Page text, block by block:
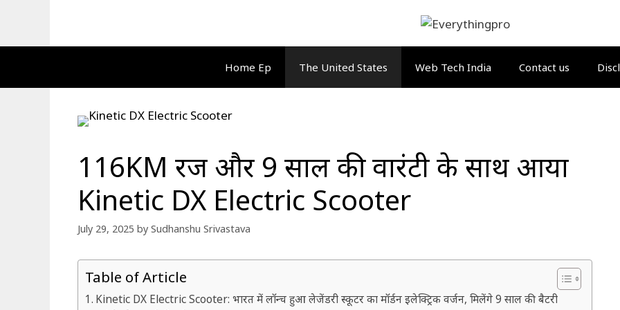
content
Home Ep The United States Web Tech India Contact us
116KM रेंज और 9 साल की वारंटी के साथ आया
Kinetic DX Electric Scooter
July 29, 2025 by Sudhanshu Srivastava
Table of Article
Kinetic DX Electric Scooter: भारत में लॉन्च हुआ लेजेंडरी स्कूटर का मॉर्डन इलेक्ट्रिक वर्जन, मिलेंगे 9 साल की बैटरी